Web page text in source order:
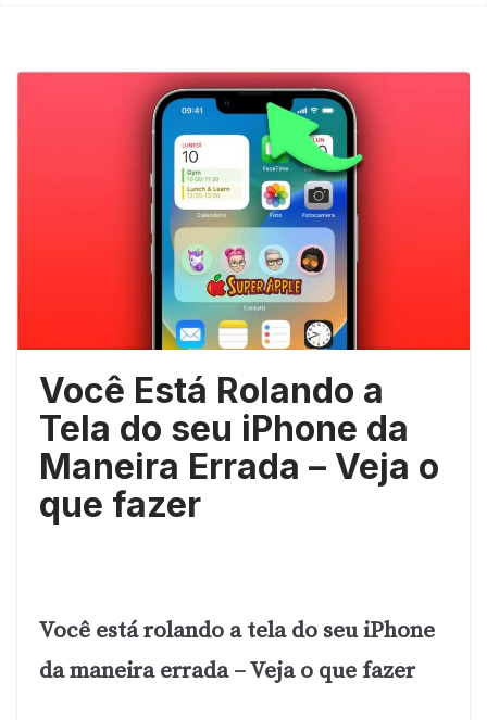
Você Está Rolando a
Tela do seu iPhone da
Maneira Errada – Veja o
que fazer
Você está rolando a tela do seu iPhone
da maneira errada – Veja o que fazer